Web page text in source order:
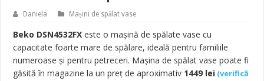
Daniela Mașini de spălat vase
Beko DSN4532FX este o mașină de spălate vase cu
capacitate foarte mare de spălare, ideală pentru familiile
numeroase și pentru petreceri. Mașina de spălat vase poate fi
găsită în magazine la un preț de aproximativ 1449 lei (verifică